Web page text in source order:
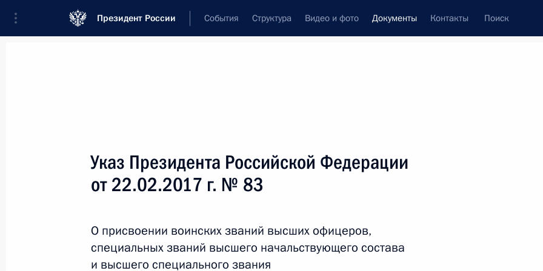
Президент России События Структура Видео и фото Документы Контакты Поиск
Текст в документе
Все
Дата вступления в силу... или дата принятия
Указ Президента Российской Федерации
от 22.02.2017 г. № 83
О присвоении воинских званий высших офицеров,
специальных званий высшего начальствующего состава
и высшего специального звания